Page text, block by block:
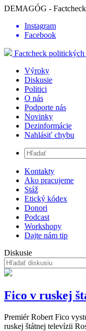
DEMAGÓG -
Instagram
Facebook
Factcheck
Výroky
Diskusie
Politici
O nás
Podporte nás
Novinky
Dezinformácie
Nahlásiť chybu
Kontakty
Ako pracujeme
Stáž
Etický kódex
Donori
Podcast
Workshopy
Dajte nám tip
Diskusie
Fico v ruskej
Premiér Robert Fico
ruskej štátnej televízii